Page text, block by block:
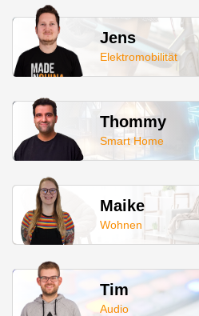
Jens
Elektromobilität
Thommy
Smart Home
Maike
Wohnen
Tim
Audio